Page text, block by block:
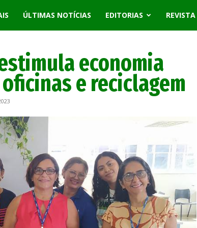
ÚLTIMAS NOTÍCIAS EDITORIAS
economia
e reciclagem